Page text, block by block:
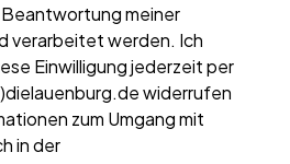
meiner
verarbeitet werden. Ich
Einwilligung jederzeit per
widerrufen
zum Umgang mit
in der